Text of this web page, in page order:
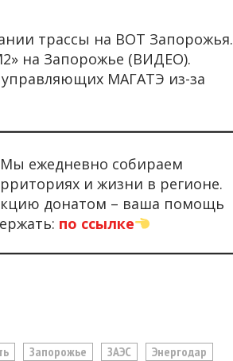
трассы на ВОТ Запорожья.
на Запорожье (ВИДЕО).
МАГАТЭ из-за
ежедневно собираем
и жизни в регионе.
донатом – ваша помощь
по ссылке
Запорожье ЗАЭС Энергодар